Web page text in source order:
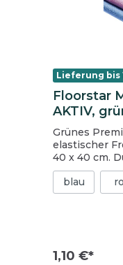
= 10
Lieferung bis
Floorstar
AKTIV,
Grünes
elastischer
40 x 40 cm. Durch das 4-Farb-System
können Sie
Tuches
Tuch ist
blau
1,10 €*